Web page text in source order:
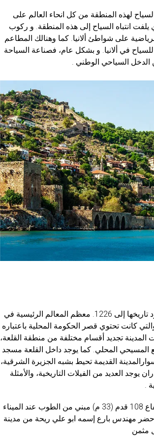
لهذه المنطقة من كل انحاء العالم على
يلفت انتباه السياح إلى هذه المنطقة. و ركوب
على شواطئ ألانيا. كما وهنالك المطاعم
للسياح في ألانيا. و بشكل عام، فصناعة السياحة
في شبه الجزيرة، تقف على القلعة السلجوقية، و التي يعود تاريخها إلى 1226. معظم المعالم الرئيسية في
كانت تحتوي قصر الحكومة المحلية باعتباره
في حالة حدوث هجوم. في عام 2007، بدأت المدينة تجديد أقسام مختلفة من منطقة القلعة،
المسيحي المحلي. كما يوجد داخل القلعة مسجد
القديمة تحيط بشبه الجزيرة الشرقية،
العديد من الفيلات التاريخية، والأمثلة
.
والبرج الاحمر و الذي هو اقدم بناء معروفة في ألانيا. بارتفاع 108 قدم (33 م) مبني من الطوب عند الميناء
أحضر مهندس بارع إسمه ابو علي ريحة من مدينة
مثمن